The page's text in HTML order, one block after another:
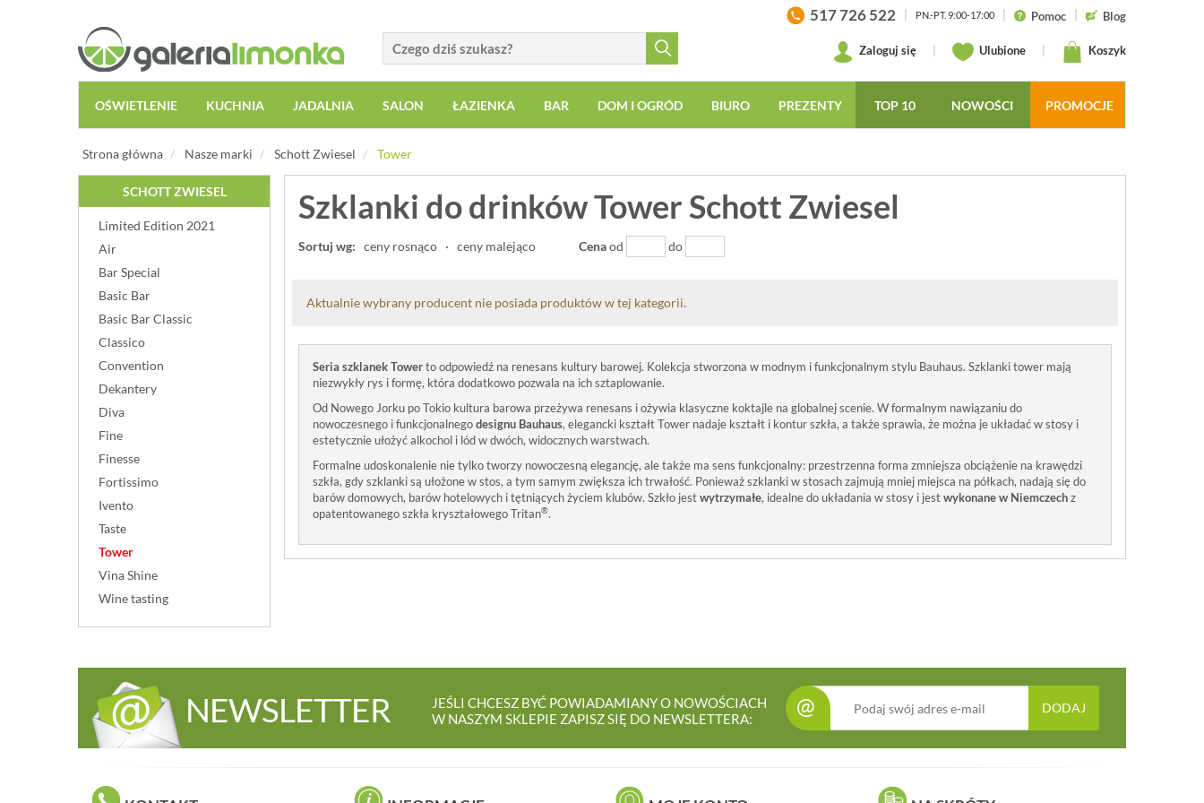
517 726 522 PN.-PT. 9:00-17:00 Pomoc Blog
Zaloguj się Ulubione Koszyk
OŚWIETLENIE KUCHNIA JADALNIA SALON ŁAZIENKA BAR DOM I OGRÓD BIURO PREZENTY TOP 10 NOWOŚCI PROMOCJE
Strona główna Nasze marki Schott Zwiesel Tower
SCHOTT ZWIESEL
Limited Edition 2021
Air
Bar Special
Basic Bar
Basic Bar Classic
Classico
Convention
Dekantery
Diva
Fine
Finesse
Fortissimo
Ivento
Taste
Tower
Vina Shine
Wine tasting
Szklanki do drinków Tower Schott Zwiesel
Sortuj wg: ceny rosnąco · ceny malejąco Cenaod do
Aktualnie wybrany producent nie posiada produktów w tej kategorii.
Seria szklanek Towerto odpowiedź na renesans kultury barowej. Kolekcja stworzona w modnym i funkcjonalnym stylu Bauhaus. Szklanki tower mają
niezwykły rys i formę, która dodatkowo pozwala na ich sztaplowanie.
Od Nowego Jorku po Tokio kultura barowa przeżywa renesans i ożywia klasyczne koktajle na globalnej scenie. W formalnym nawiązaniu do
nowoczesnego i funkcjonalnegodesignu Bauhaus, elegancki kształt Tower nadaje kształt i kontur szkła, a także sprawia, że można je układać w stosy i
estetycznie ułożyć alkochol i lód w dwóch, widocznych warstwach.
Formalne udoskonalenie nie tylko tworzy nowoczesną elegancję, ale także ma sens funkcjonalny: przestrzenna forma zmniejsza obciążenie na krawędzi
szkła, gdy szklanki są ułożone w stos, a tym samym zwiększa ich trwałość. Ponieważ szklanki w stosach zajmują mniej miejsca na półkach, nadają się do
barów domowych, barów hotelowych i tętniących życiem klubów. Szkło jestwytrzymałe, idealne do układania w stosy i jestwykonane w Niemczechz
opatentowanego szkła kryształowego Tritan®.
NEWSLETTER
JEŚLI CHCESZ BYĆ POWIADAMIANY O NOWOŚCIACH
W NASZYM SKLEPIE ZAPISZ SIĘ DO NEWSLETTERA:
@ DODAJ